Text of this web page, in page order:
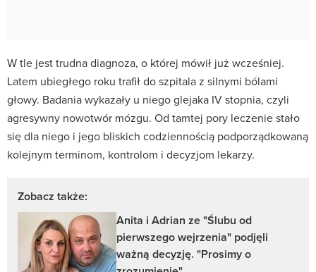
W tle jest trudna diagnoza, o której mówił już wcześniej.
Latem ubiegłego roku trafił do szpitala z silnymi bólami
głowy. Badania wykazały u niego glejaka IV stopnia, czyli
agresywny nowotwór mózgu. Od tamtej pory leczenie stało
się dla niego i jego bliskich codziennością podporządkowaną
kolejnym terminom, kontrolom i decyzjom lekarzy.
Zobacz także:
Anita i Adrian ze "Ślubu od
pierwszego wejrzenia" podjęli
ważną decyzję. "Prosimy o